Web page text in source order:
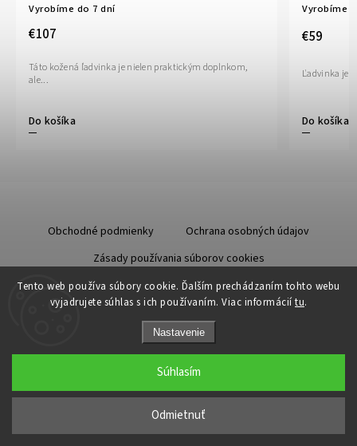
Tento web používa súbory cookie. Ďalším prechádzaním tohto webu
vyjadrujete súhlas s ich používaním. Viac informácií tu.
Nastavenie
Odmietnuť
Súhlasím
Vyrobíme do 7 dní
€107
Do košíka
Táto kožená ľadvinka je nielen praktickým doplnkom,
ale...
Vyrobíme
€59
Do košíka
Ľadvinka je
Obchodné podmienky
Ochrana osobných údajov
Zásady používania súborov cookies
Starostlivosť o kožu
Upraviť nastavenie cookies
Grafický návrh vytvořil a nakódoval